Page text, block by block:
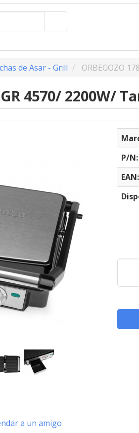
de Asar - Grill ORBEGOZO
4570/ 2200W/
P/N:
EAN:
a un amigo